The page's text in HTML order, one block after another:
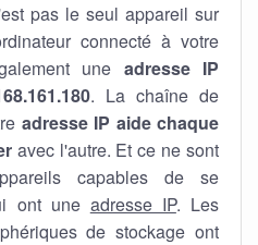
pas le seul appareil sur
connecté à votre
une adresse IP
. La chaîne de
adresse IP aide chaque
avec l'autre. Et ce ne sont
capables de se
ont une adresse IP. Les
de stockage ont